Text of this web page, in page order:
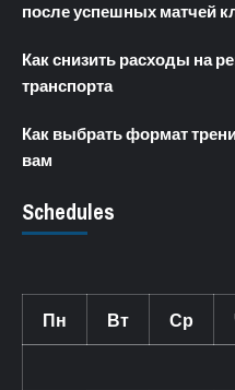
после успешных матчей
Как снизить расходы на
транспорта
Как выбрать формат
вам
Schedules
Пн Вт Ср